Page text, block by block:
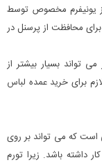
از یونیفرم مخصوص توسط
محافظت از پرسنل در
تواند بسیار بیشتر از
برای خرید عمده لباس
است که می تواند بر روی
داشته باشد. زیرا تورم